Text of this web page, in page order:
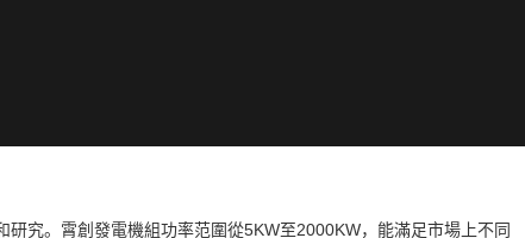
究。霄創發電機組功率范圍從5KW至2000KW，能滿足市場上不同